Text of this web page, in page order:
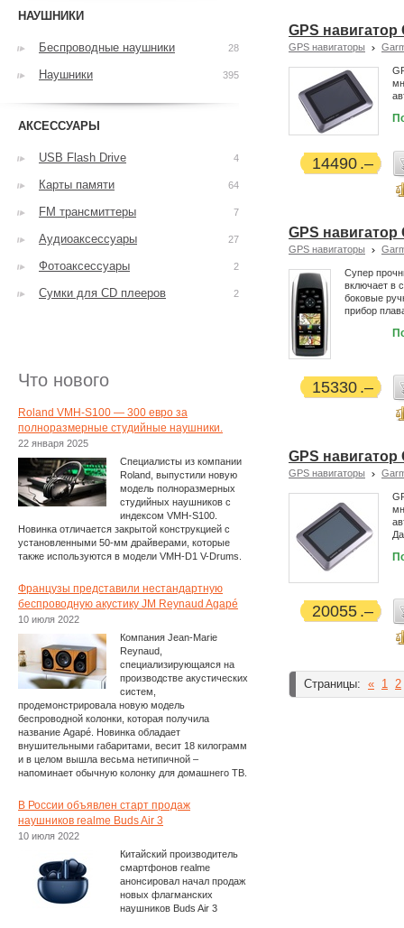
GPS навигатор
GPS навигаторы
14490
GPS навигатор
GPS навигаторы
Супер
включает в
боковые
прибор
15330
GPS
GPS навигаторы
20055
Страницы: « 1 2
НАУШНИКИ
Беспроводные наушники 28
Наушники 395
АКСЕССУАРЫ
USB Flash Drive 4
Карты памяти 64
FM трансмиттеры 7
Аудиоаксессуары 27
Фотоаксессуары 2
Сумки для CD плееров 2
Что нового
Roland VMH-S100 — 300 евро за
полноразмерные студийные наушники.
22 января 2025
Специалисты из компании
Roland, выпустили новую
модель полноразмерных
студийных наушников с
индексом VMH-S100.
Новинка отличается закрытой конструкцией с
установленными 50-мм драйверами, которые
также используются в модели VMH-D1 V-Drums.
Французы представили нестандартную
беспроводную акустику JM Reynaud Agapé
10 июля 2022
Компания Jean-Marie
Reynaud,
специализирующаяся на
производстве акустических
систем,
продемонстрировала новую модель
беспроводной колонки, которая получила
название Agapé. Новинка обладает
внушительными габаритами, весит 18 килограмм
и в целом вышла весьма нетипичной –
напоминает обычную колонку для домашнего ТВ.
В России объявлен старт продаж
наушников realme Buds Air 3
10 июля 2022
Китайский производитель
смартфонов realme
анонсировал начал продаж
новых флагманских
наушников Buds Air 3